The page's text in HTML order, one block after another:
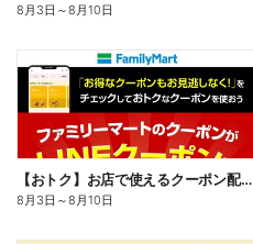
8月3日 ～8月10日
【おトク】お店で使えるクーポン配信中
8月3日 ～8月10日